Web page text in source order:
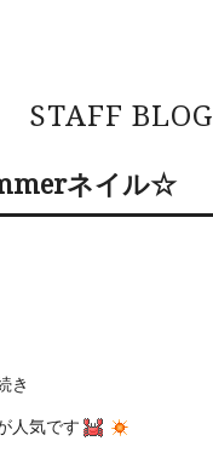
STAFF BLOG
ネイル☆
き
人気です